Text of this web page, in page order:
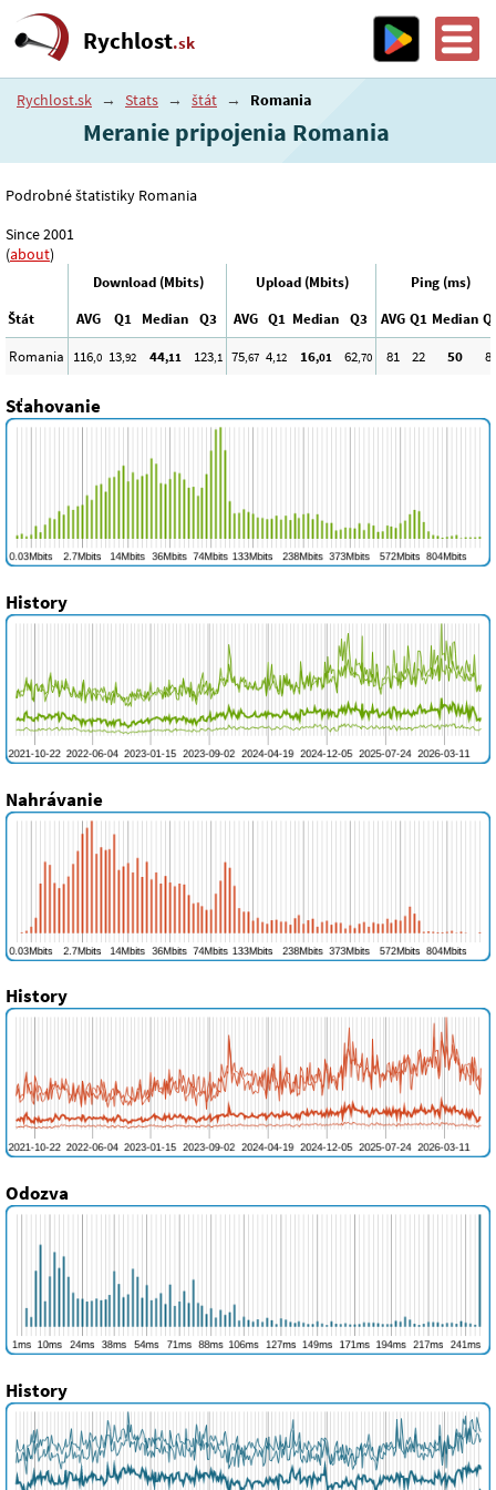
Rychlost.sk
Rychlost.sk → Stats → štát → Romania
Meranie pripojenia Romania
Podrobné štatistiky Romania
Since 2001
(about)
Download (Mbits) Upload (Mbits)
Ping (ms)
Štát
AVG Q1 Median Q3 AVG Q1 Median Q3 AVG Q1 Median
Romania 116,0 13,92 44,11 123,1 75,67 4,12 16,01 62,70 81 22 50
Sťahovanie
History
Nahrávanie
History
Odozva
History